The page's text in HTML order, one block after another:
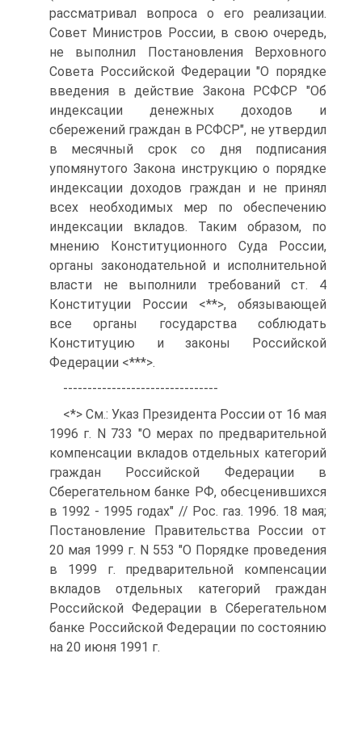
рассматривал вопроса о его реализации.
Совет Министров России, в свою очередь,
не выполнил Постановления Верховного
Совета Российской Федерации "О порядке
введения в действие Закона РСФСР "Об
индексации денежных доходов и
сбережений граждан в РСФСР", не утвердил
в месячный срок со дня подписания
упомянутого Закона инструкцию о порядке
индексации доходов граждан и не принял
всех необходимых мер по обеспечению
индексации вкладов. Таким образом, по
мнению Конституционного Суда России,
органы законодательной и исполнительной
власти не выполнили требований ст. 4
Конституции России <**>, обязывающей
все органы государства соблюдать
Конституцию и законы Российской
Федерации <***>.
--------------------------------
<*> См.: Указ Президента России от 16 мая
1996 г. N 733 "О мерах по предварительной
компенсации вкладов отдельных категорий
граждан Российской Федерации в
Сберегательном банке РФ, обесценившихся
в 1992 - 1995 годах" // Рос. газ. 1996. 18 мая;
Постановление Правительства России от
20 мая 1999 г. N 553 "О Порядке проведения
в 1999 г. предварительной компенсации
вкладов отдельных категорий граждан
Российской Федерации в Сберегательном
банке Российской Федерации по состоянию
на 20 июня 1991 г.